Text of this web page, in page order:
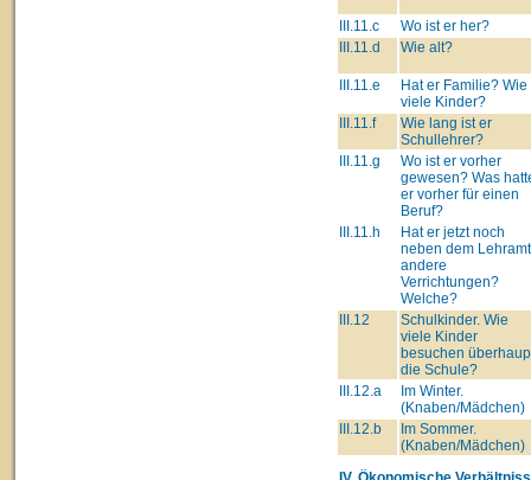
III.11.c
Wo ist er her?
III.11.d
Wie alt?
III.11.e
Hat er Familie? Wie
viele Kinder?
III.11.f
Wie lang ist er
Schullehrer?
III.11.g
Wo ist er vorher
gewesen? Was
er vorher für einen
Beruf?
III.11.h
Hat er jetzt noch
neben dem
andere
Verrichtungen?
Welche?
III.12
Schulkinder. Wie
viele Kinder
besuchen
die Schule?
III.12.a
Im Winter.
(Knaben/Mädchen)
III.12.b
Im Sommer.
(Knaben/Mädchen)